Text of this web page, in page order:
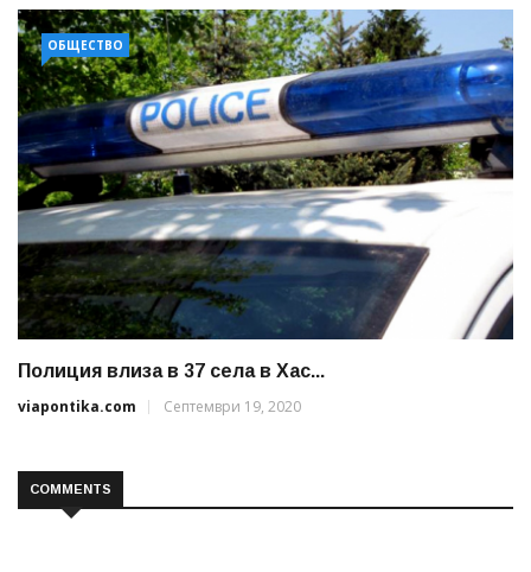
ОБЩЕСТВО
Полиция влиза в 37 села в Хас...
viapontika.com
Септември 19, 2020
COMMENTS